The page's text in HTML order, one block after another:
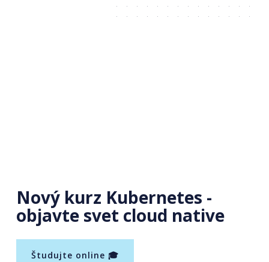
Nový kurz Kubernetes -
objavte svet cloud native
Študujte online 🎓